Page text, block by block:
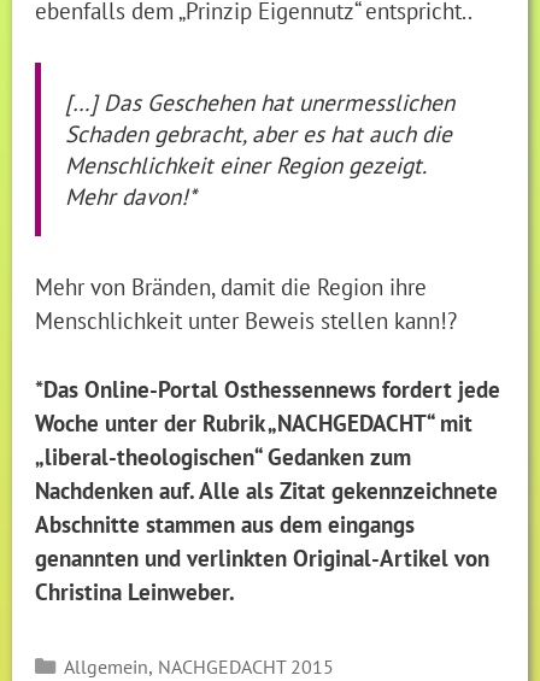
ebenfalls dem „Prinzip Eigennutz“ entspricht..
[…] Das Geschehen hat unermesslichen
Schaden gebracht, aber es hat auch die
Menschlichkeit einer Region gezeigt.
Mehr davon!*
Mehr von Bränden, damit die Region ihre
Menschlichkeit unter Beweis stellen kann!?
*Das Online-Portal Osthessennews fordert jede
Woche unter der Rubrik „NACHGEDACHT“ mit
„liberal-theologischen“ Gedanken zum
Nachdenken auf. Alle als Zitat gekennzeichnete
Abschnitte stammen aus dem eingangs
genannten und verlinkten Original-Artikel von
Christina Leinweber.
Kategorien
Allgemein, NACHGEDACHT 2015